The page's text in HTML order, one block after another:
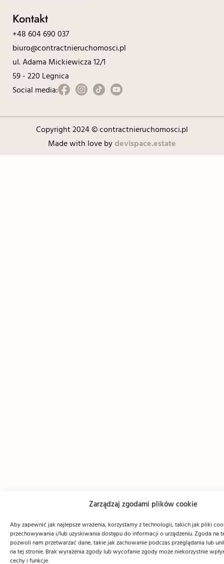
Zarządzaj zgodami plików cookie
Aby zapewnić jak najlepsze wrażenia, korzystamy z technologii, takich jak pliki
przechowywania i/lub uzyskiwania dostępu do informacji o urządzeniu. Zgoda na
pozwoli nam przetwarzać dane, takie jak zachowanie podczas przeglądania lub
na tej stronie. Brak wyrażenia zgody lub wycofanie zgody może niekorzystnie
cechy i funkcje.
Kontakt
+48 604 690 037
biuro@contractnieruchomosci.pl
ul. Adama Mickiewicza 12/1
59 - 220 Legnica
Social media:
Copyright 2024 © contractnieruchomosci.pl
Made with love bydevispace.estate